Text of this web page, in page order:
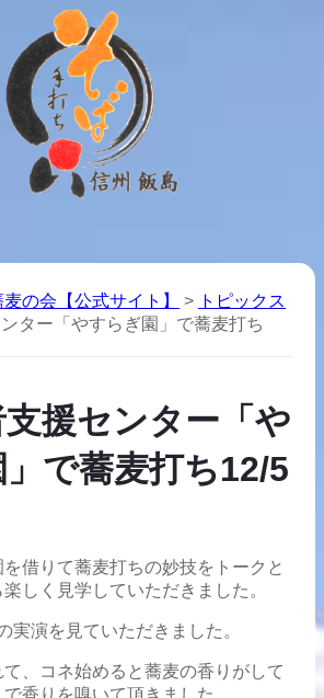
の会【公式サイト】 > トピックス
ター「やすらぎ園」で蕎麦打ち
援センター「や
で蕎麦打ち12/5
借りて蕎麦打ちの妙技をトークと
しく見学していただきました。
実演を見ていただきました。
、コネ始めると蕎麦の香りがして
香りを嗅いて頂きました。